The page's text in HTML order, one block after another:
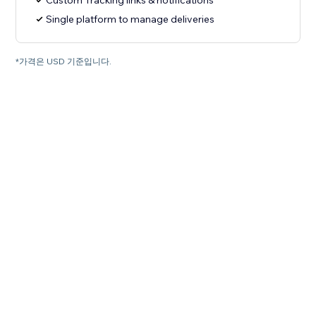
Single platform to manage deliveries
*가격은 USD 기준입니다.